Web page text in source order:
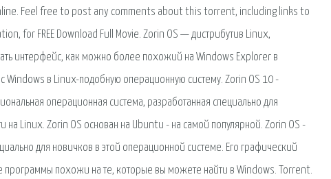
Feel free to post any comments about this torrent, including links to
for FREE Download Full Movie. Zorin OS — дистрибутив Linux,
интерфейс, как можно более похожий на Windows Explorer в
Windows в Linux-подобную операционную систему. Zorin OS 10 -
операционная система, разработанная специально для
на Linux. Zorin OS основан на Ubuntu - на самой популярной. Zorin OS -
для новичков в этой операционной системе. Его графический
программы похожи на те, которые вы можете найти в Windows. Torrent.